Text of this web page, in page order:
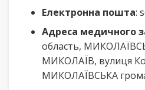
Електронна пошта:
Адреса медичного
область,
МИКОЛАЇВ, вулиця
МИКОЛАЇВСЬКА